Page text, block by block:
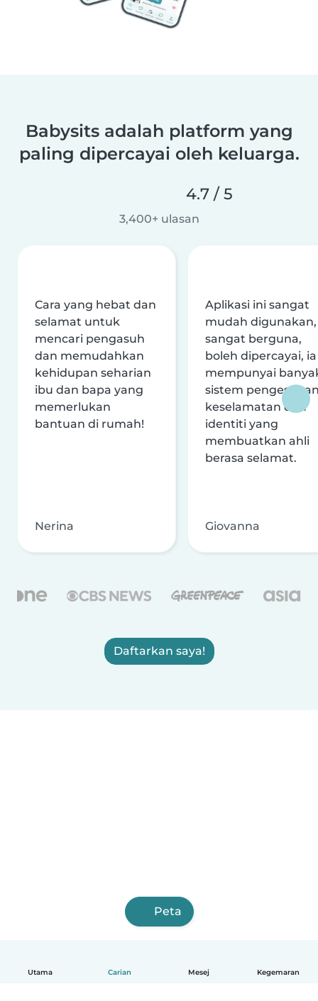
Utama Carian Mesej Kegemaran
Babysits adalah platform yang
paling dipercayai oleh keluarga.
4.7 / 5
3,400+ ulasan
Cara yang hebat dan
selamat untuk
mencari pengasuh
dan memudahkan
kehidupan seharian
ibu dan bapa yang
memerlukan
bantuan di rumah!
Nerina
Aplikasi ini sangat
mudah digunakan,
sangat berguna,
boleh dipercayai, ia
mempunyai
sistem
keselamatan dan
identiti yang
membuatkan ahli
berasa selamat.
Giovanna
Daftarkan saya!
Peta